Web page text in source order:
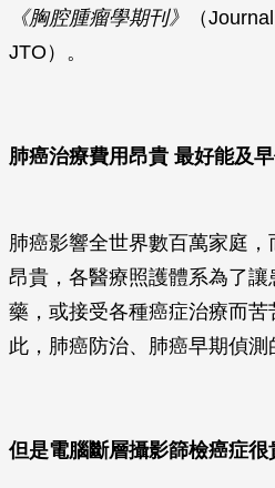
《胸腔腫瘤學期刊》
（
JTO）。
肺癌治療費用昂貴 最好能及
肺癌影響全世界數百萬家庭
昂貴，各醫療照護體系為了
藥，或接受各種癌症治療而苦
此，肺癌防治、肺癌早期偵測
但是電腦斷層攝影篩檢癌症